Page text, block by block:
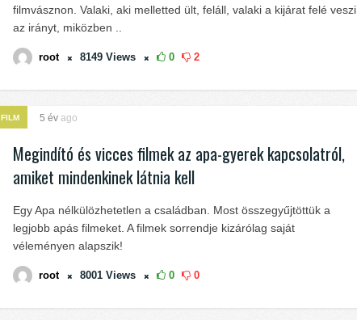
filmvásznon. Valaki, aki melletted ült, feláll, valaki a kijárat felé veszi
az irányt, miközben ..
root 8149 Views 0 2
FILM 5 év ago
Megindító és vicces filmek az apa-gyerek kapcsolatról,
amiket mindenkinek látnia kell
Egy Apa nélkülözhetetlen a családban. Most összegyűjtöttük a
legjobb apás filmeket. A filmek sorrendje kizárólag saját
véleményen alapszik!
root 8001 Views 0 0